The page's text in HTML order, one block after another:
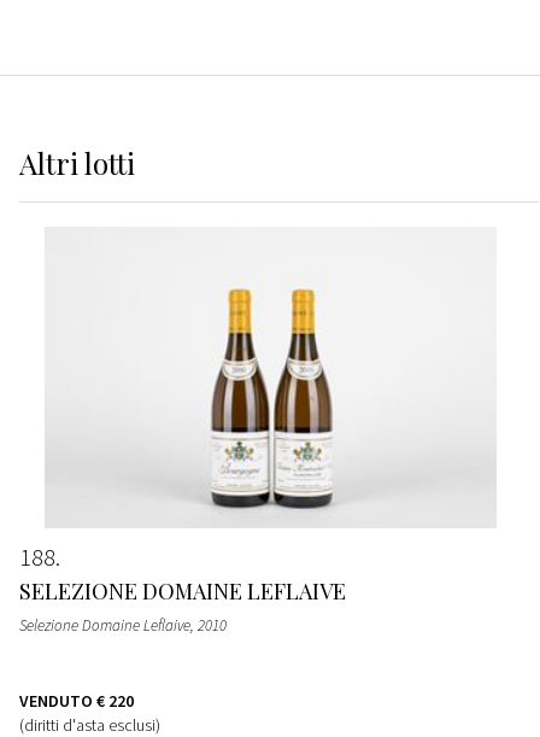
Altrilotti
188
SELEZIONE DOMAINE LEFLAIVE
Selezione Domaine Leflaive, 2010
VENDUTO € 220
(diritti d'asta esclusi)